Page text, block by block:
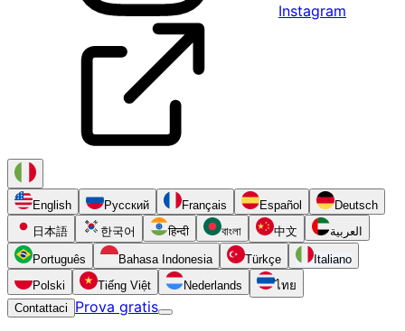
Instagram
English Русский Français Español
Deutsch
日本語
한국어 हिन्दी বাংলা 中文 العربية
Português Bahasa Indonesia Türkçe
Italiano
Polski
Tiếng Việt Nederlands
ไทย
Contattaci
Prova gratis